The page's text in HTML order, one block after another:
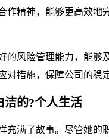
作精神，能够更高效地
的风险管理能力，能够
对措施，保障公司的稳
洁的?个人生活
充满了故事。尽管她的